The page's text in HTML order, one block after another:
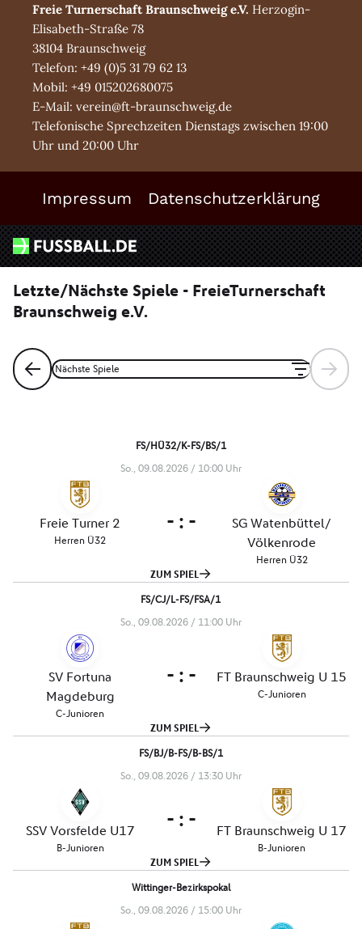
Freie Turnerschaft Braunschweig e.V. Herzogin-
Elisabeth-Straße 78
38104 Braunschweig
Telefon: +49 (0)5 31 79 62 13
Mobil: +49 015202680075
E-Mail: verein@ft-braunschweig.de
Telefonische Sprechzeiten Dienstags zwischen 19:00
Uhr und 20:00 Uhr
Impressum Datenschutzerklärung